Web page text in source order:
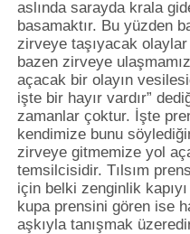
aslında sarayda krala
basamaktır. Bu yüzden
zirveye taşıyacak
bazen zirveye
açacak bir olayın
işte bir hayır vardır”
zamanlar çoktur. İşte
kendimize bunu
zirveye gitmemize yol
temsilcisidir. Tılsım
için belki zenginlik
kupa prensini gören ise
aşkıyla tanışmak